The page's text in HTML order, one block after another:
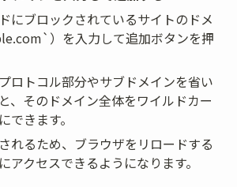
にブロックされているサイトのドメ
）を入力して追加ボタンを押
トコル部分やサブドメインを省い
、そのドメイン全体をワイルドカー
できます。
れるため、ブラウザをリロードする
アクセスできるようになります。